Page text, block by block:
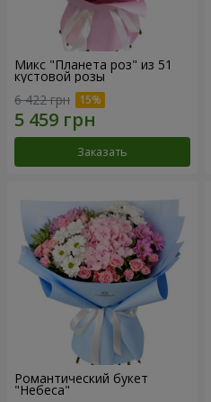
Микс "Планета роз" из 51
кустовой розы
6 422 грн
Заказать
Романтический букет
"Небеса"